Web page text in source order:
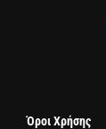
Όροι Χρήσης